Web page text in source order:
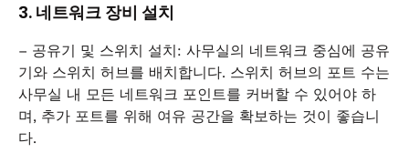
3. 네트워크 장비 설치
– 공유기 및 스위치 설치: 사무실의 네트워크 중심에 공유
기와 스위치 허브를 배치합니다. 스위치 허브의 포트 수는
사무실 내 모든 네트워크 포인트를 커버할 수 있어야 하
며, 추가 포트를 위해 여유 공간을 확보하는 것이 좋습니
다.